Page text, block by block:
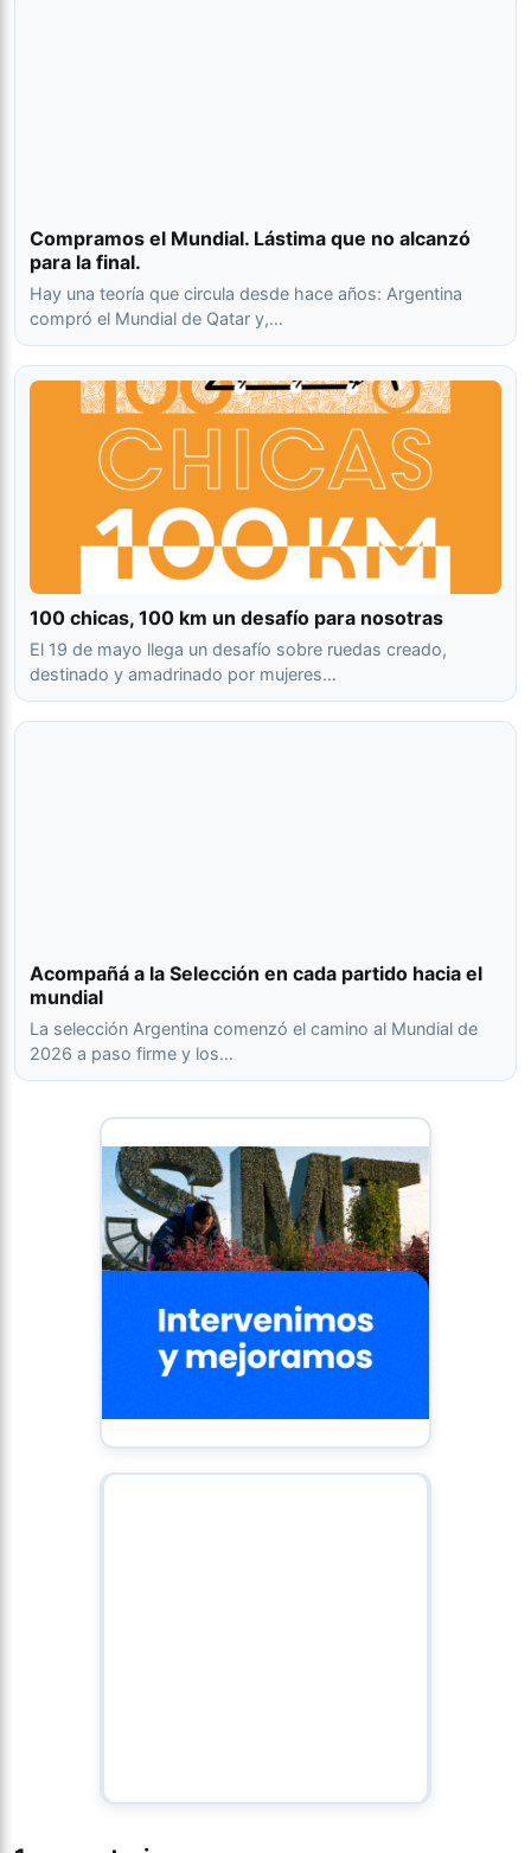
Compramos el Mundial. Lástima que no alcanzó
para la final.
Hay una teoría que circula desde hace años: Argentina
compró el Mundial de Qatar y,…
100 chicas, 100 km un desafío para nosotras
El 19 de mayo llega un desafío sobre ruedas creado,
destinado y amadrinado por mujeres…
Acompañá a la Selección en cada partido hacia el
mundial
La selección Argentina comenzó el camino al Mundial de
2026 a paso firme y los…